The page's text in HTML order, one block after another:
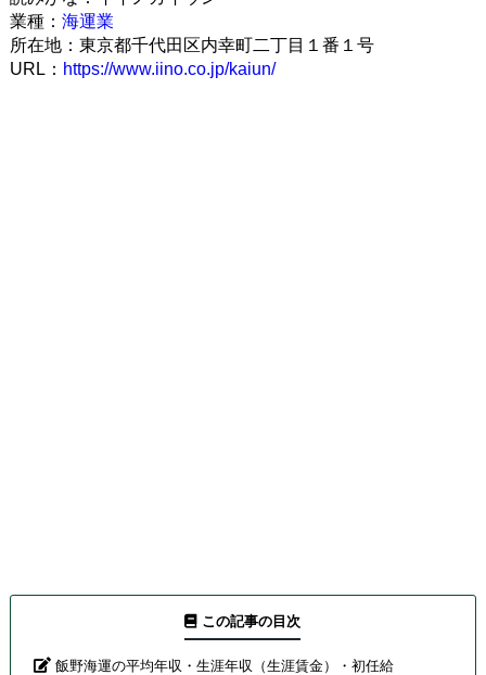
業種： 海運業
所在地：東京都千代田区内幸町二丁目１番１号
URL： https://www.iino.co.jp/kaiun/
この記事の目次
飯野海運の平均年収・生涯年収（生涯賃金）・初任給